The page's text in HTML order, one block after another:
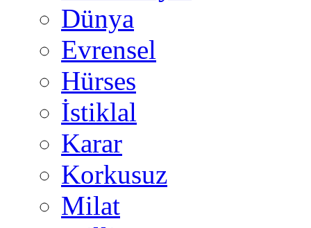
Dünya
Evrensel
Hürses
İstiklal
Karar
Korkusuz
Milat